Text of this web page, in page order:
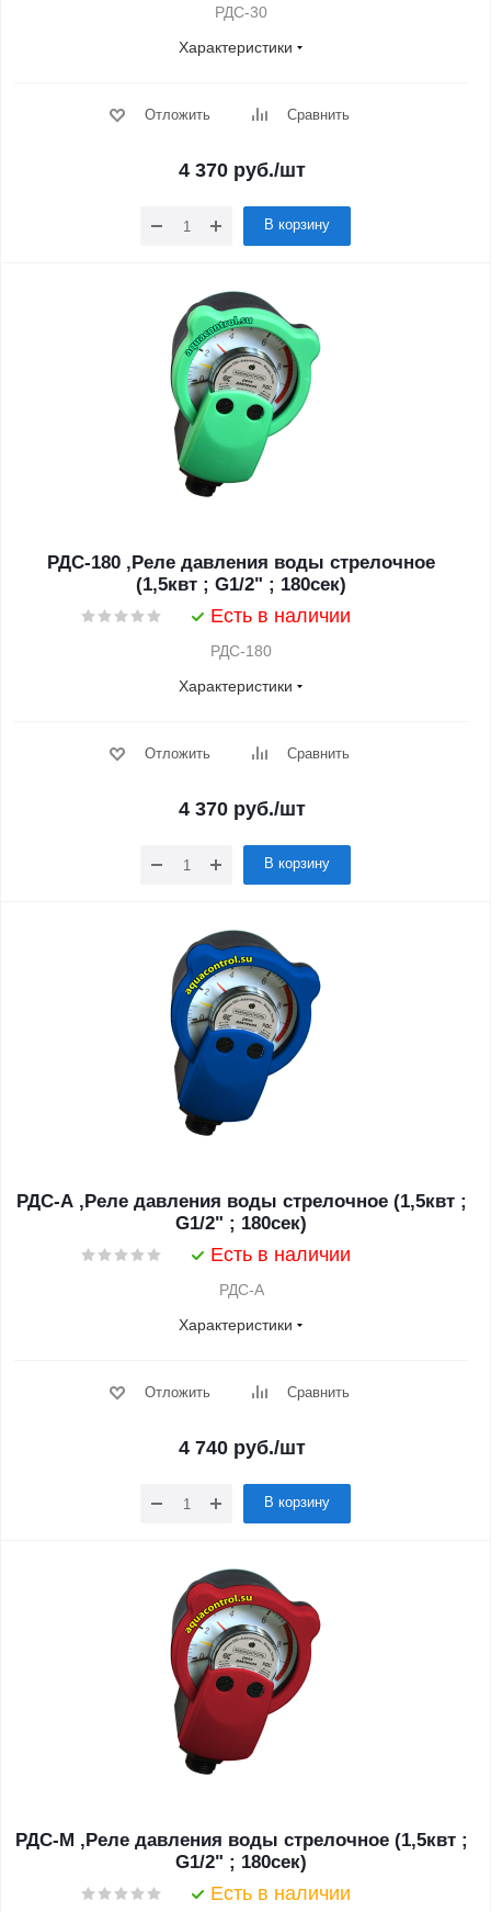
РДС-30
Характеристики
Отложить Сравнить
4 370руб./шт
В корзину
РДС-180 ,Реле давления воды стрелочное
(1,5квт ; G1/2" ; 180сек)
Есть в наличии
РДС-180
Характеристики
Отложить Сравнить
4 370руб./шт
В корзину
РДС-А ,Реле давления воды стрелочное (1,5квт ;
G1/2" ; 180сек)
Есть в наличии
РДС-А
Характеристики
Отложить Сравнить
4 740руб./шт
В корзину
РДС-М ,Реле давления воды стрелочное (1,5квт ;
G1/2" ; 180сек)
Есть в наличии